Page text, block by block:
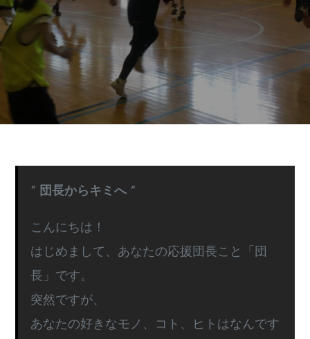
” 団長からキミへ “
こんにちは！
はじめまして、あなたの応援団長こと「団
長」です。
突然ですが、
あなたの好きなモノ、コト、ヒトはなんです